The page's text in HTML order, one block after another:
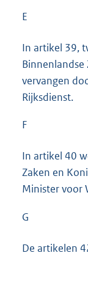
E
In artikel 39,
vervangen
Rijksdienst.
F
In artikel 40
Zaken en
Minister voor
G
De artikelen